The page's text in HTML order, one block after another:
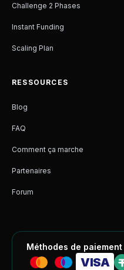
Challenge 2 Phases
Instant Funding
Scaling Plan
RESSOURCES
Blog
FAQ
Comment ça marche
Partenaires
Forum
Méthodes de paiement
VISA